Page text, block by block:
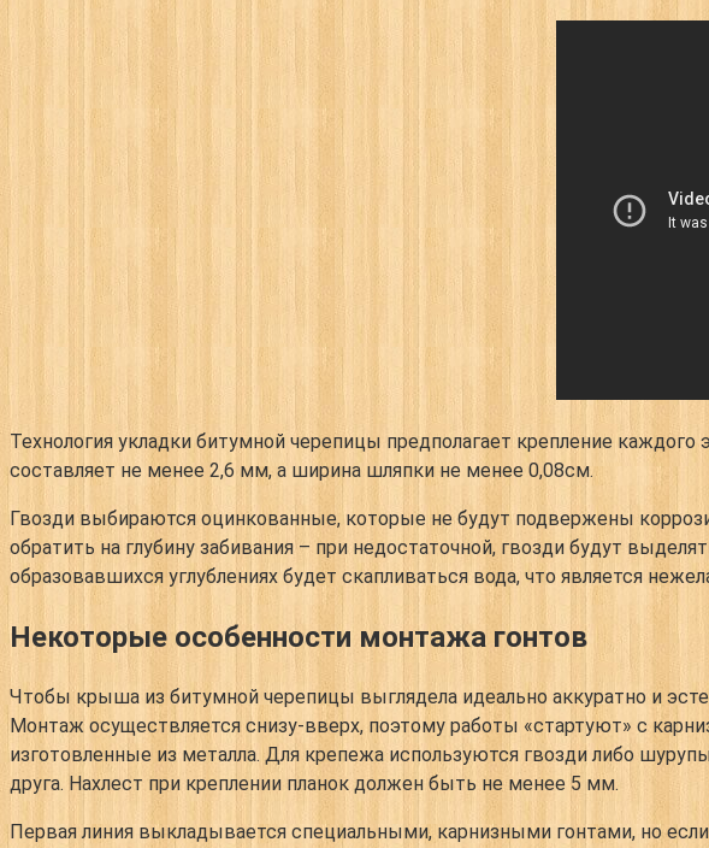
Технология укладки битумной черепицы предполагает крепление
составляет не менее 2,6 мм, а ширина шляпки не менее 0,08см.
Гвозди выбираются оцинкованные, которые не будут подвержены
обратить на глубину забивания – при недостаточной, гвозди будут
образовавшихся углублениях будет скапливаться вода, что является
Некоторые особенности монтажа гонтов
Чтобы крыша из битумной черепицы выглядела идеально аккуратно и
Монтаж осуществляется снизу-вверх, поэтому работы «стартуют» с
изготовленные из металла. Для крепежа используются гвозди либо
друга. Нахлест при креплении планок должен быть не менее 5 мм.
Первая линия выкладывается специальными, карнизными гонтами, но